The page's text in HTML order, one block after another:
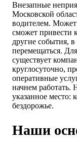
Внезапные
Московской
водителем. Может
сможет привести
другие события,
перемещаться.
существует
круглосуточно,
оперативные
начнем работать.
указанное место:
бездорожье.
Наши